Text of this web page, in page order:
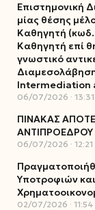
Επιστημονική
μίας θέσης
Καθηγητή
Καθηγητή επί
γνωστικό
Intermediation
06/07/2026 13:31
ΠΙΝΑΚΑΣ
06/07/2026 12:21
Υποτροφιών
02/07/2026 11:54